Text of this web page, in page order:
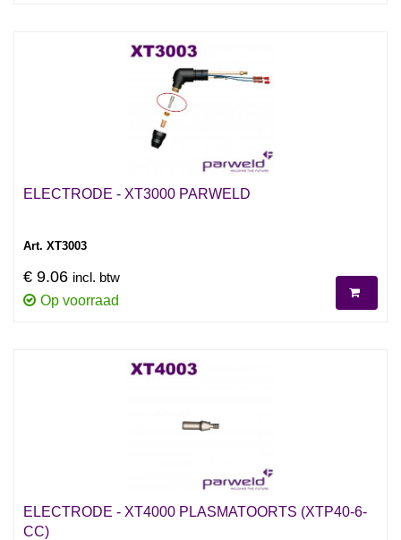
ELECTRODE - XT3000 PARWELD
Art. XT3003
€ 9.06 incl. btw
Op voorraad
ELECTRODE - XT4000 PLASMATOORTS (XTP40-6-
CC)